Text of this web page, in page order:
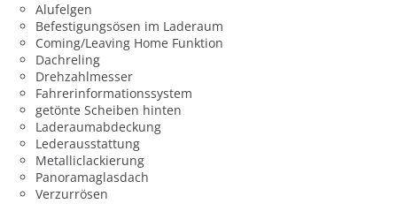
Alufelgen
Befestigungsösen im Laderaum
Coming/Leaving Home Funktion
Dachreling
Drehzahlmesser
Fahrerinformationssystem
getönte Scheiben hinten
Laderaumabdeckung
Lederausstattung
Metalliclackierung
Panoramaglasdach
Verzurrösen